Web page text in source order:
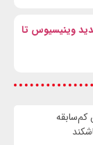
وینیسیوس تا
کم‌سابقه